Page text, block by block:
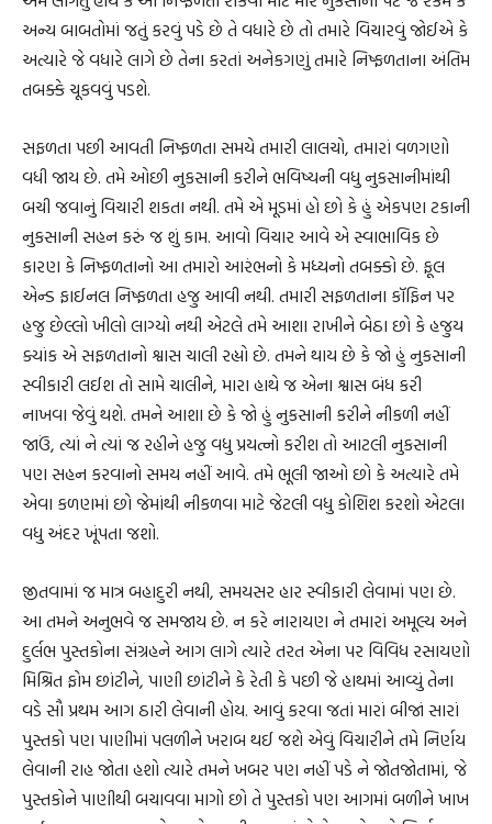
અન્ય બાબતોમાં જતું કરવું પડે છે તે વધારે છે તો તમારે વિચારવું જોઈએ કે
અત્યારે જે વધારે લાગે છે તેના કરતાં અનેકગણું તમારે નિષ્ફળતાના અંતિમ
તબક્કે ચૂકવવું પડશે.
સફળતા પછી આવતી નિષ્ફળતા સમયે તમારી લાલચો, તમારાં વળગણો
વધી જાય છે. તમે ઓછી નુકસાની કરીને ભવિષ્યની વધુ નુકસાનીમાંથી
બચી જવાનું વિચારી શકતા નથી. તમે એ મૂડમાં હો છો કે હું એકપણ ટકાની
નુકસાની સહન કરું જ શું કામ. આવો વિચાર આવે એ સ્વાભાવિક છે
કારણ કે નિષ્ફળતાનો આ તમારો આરંભનો કે મધ્યનો તબક્કો છે. ફૂલ
એન્ડ ફાઈનલ નિષ્ફળતા હજુ આવી નથી. તમારી સફળતાના કૉફિન પર
હજુ છેલ્લો ખીલો લાગ્યો નથી એટલે તમે આશા રાખીને બેઠા છો કે હજુય
ક્યાંક એ સફળતાનો શ્વાસ ચાલી રહ્યો છે. તમને થાય છે કે જો હું નુકસાની
સ્વીકારી લઈશ તો સામે ચાલીને, મારા હાથે જ એના શ્વાસ બંધ કરી
નાખવા જેવું થશે. તમને આશા છે કે જો હું નુકસાની કરીને નીકળી નહીં
જાઉં, ત્યાં ને ત્યાં જ રહીને હજુ વધુ પ્રયત્નો કરીશ તો આટલી નુકસાની
પણ સહન કરવાનો સમય નહીં આવે. તમે ભૂલી જાઓ છો કે અત્યારે તમે
એવા કળણમાં છો જેમાંથી નીકળવા માટે જેટલી વધુ કોશિશ કરશો એટલા
વધુ અંદર ખૂંપતા જશો.
જીતવામાં જ માત્ર બહાદુરી નથી, સમયસર હાર સ્વીકારી લેવામાં પણ છે.
આ તમને અનુભવે જ સમજાય છે. ન કરે નારાયણ ને તમારાં અમૂલ્ય અને
દુર્લભ પુસ્તકોના સંગ્રહને આગ લાગે ત્યારે તરત એના પર વિવિધ રસાયણો
મિશ્રિત ફોમ છાંટીને, પાણી છાંટીને કે રેતી કે પછી જે હાથમાં આવ્યું તેના
વડે સૌ પ્રથમ આગ ઠારી લેવાની હોય. આવું કરવા જતાં મારાં બીજાં સારાં
પુસ્તકો પણ પાણીમાં પલળીને ખરાબ થઈ જશે એવું વિચારીને તમે નિર્ણય
લેવાની રાહ જોતા હશો ત્યારે તમને ખબર પણ નહીં પડે ને જોતજોતામાં, જે
પુસ્તકોને પાણીથી બચાવવા માગો છો તે પુસ્તકો પણ આગમાં બળીને ખાખ